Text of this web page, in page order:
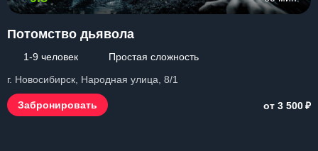
Потомство дьявола
1-9 человек
Простая сложность
г. Новосибирск, Народная улица, 8/1
Забронировать от 3 500₽